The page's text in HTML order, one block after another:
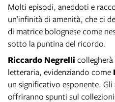
Molti episodi, aneddoti e
un’infinità di amenità, che ci
di matrice bolognese come
sotto la puntina del ricordo.
Riccardo Negrelli
letteraria, evidenziando come
un significativo esponente.
offriranno spunti sul